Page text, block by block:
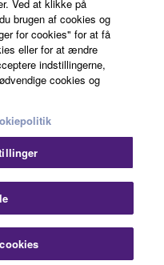
vilkårFortrolighedspolitik
Imprint
Ved at klikke på
brugen af cookies og
for cookies" for at få
eller for at ændre
indstillingerne,
cookies og